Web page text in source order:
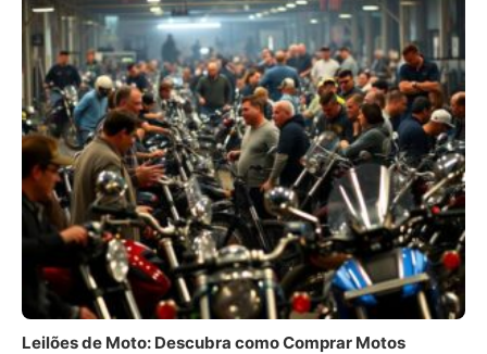
Leilões de Moto: Descubra como Comprar Motos